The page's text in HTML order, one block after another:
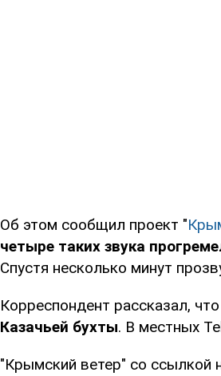
Об этом сообщил проект "
четыре таких звука
Спустя несколько минут
Корреспондент рассказал,
Казачьей бухты. В местных
"Крымский ветер" со ссылкой